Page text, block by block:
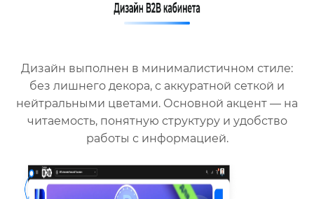
Дизайн выполнен в минималистичном стиле:
без лишнего декора, с аккуратной сеткой и
нейтральными цветами. Основной акцент — на
читаемость, понятную структуру и удобство
работы с информацией.